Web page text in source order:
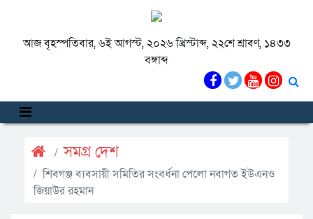
আজ বৃহস্পতিবার, ৬ই আগস্ট, ২০২৬ খ্রিস্টাব্দ, ২২শে শ্রাবণ, ১৪৩৩
বঙ্গাব্দ
সমগ্র দেশ
শিবগঞ্জ ব্যবসায়ী সমিতির সংবর্ধনা পেলো নবাগত ইউএনও
জিয়াউর রহমান